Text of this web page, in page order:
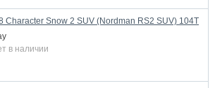
Character Snow 2 SUV (Nordman RS2 SUV) 104T
в наличии